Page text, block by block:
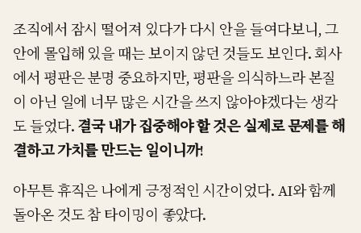
조직에서 잠시 떨어져 있다가 다시 안을 들여다보니, 그
안에 몰입해 있을 때는 보이지 않던 것들도 보인다. 회사
에서 평판은 분명 중요하지만, 평판을 의식하느라 본질
이 아닌 일에 너무 많은 시간을 쓰지 않아야겠다는 생각
도 들었다. 결국 내가 집중해야 할 것은 실제로 문제를 해
결하고 가치를 만드는 일이니까!
아무튼 휴직은 나에게 긍정적인 시간이었다. AI와 함께
돌아온 것도 참 타이밍이 좋았다.